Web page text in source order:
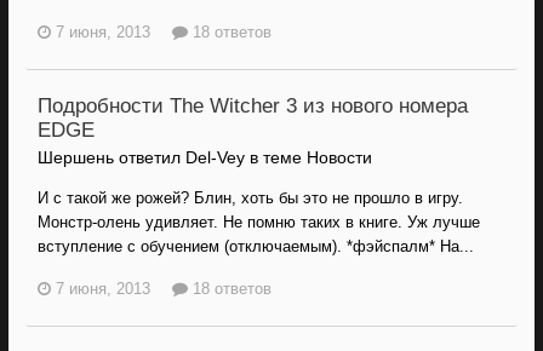
7 июня, 2013 18 ответов
Подробности The Witcher 3 из нового номера
EDGE
Шершень ответил Del-Vey в теме Новости
И с такой же рожей? Блин, хоть бы это не прошло в игру.
Монстр-олень удивляет. Не помню таких в книге. Уж лучше
вступление с обучением (отключаемым). *фэйспалм* На...
7 июня, 2013 18 ответов